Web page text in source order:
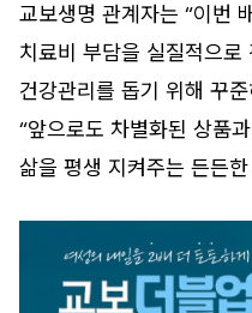
교보생명 관계자는 “이번
치료비 부담을 실질적으로
건강관리를 돕기 위해 꾸
“앞으로도 차별화된 상품
삶을 평생 지켜주는 든든